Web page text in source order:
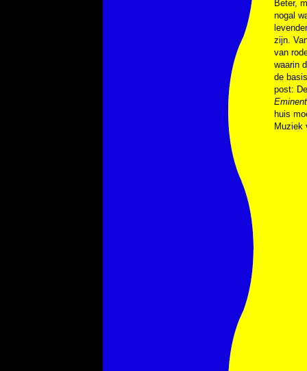
Beter,
nogal
zijn.
van
waarin
de
post:
huis
Muziek